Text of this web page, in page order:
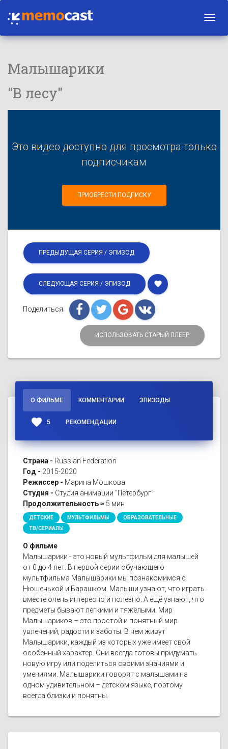
Малышарики
"В лесу"
Это видео доступно для просмотра только
подписчикам
ПРИОБРЕСТИ ПОДПИСКУ
ПРЕДЫДУЩАЯ СЕРИЯ / ЭПИЗОД
СЛЕДУЮЩАЯ СЕРИЯ / ЭПИЗОД favorite
Поделиться
ИСПОЛЬЗОВАТЬ СТАРЫЙ ПЛЕЕР
О ФИЛЬМЕ КОММЕНТАРИИ ЭПИЗОДЫ
favorite 5 РЕКОМЕНДАЦИИ
Страна - Russian Federation
Год - 2015-2020
Режиссер - Марина Мошкова
Студия - Студия анимации "Петербург"
Продолжительность ≈ 5 мин
ДЕТСКИЕ МУЛЬТФИЛЬМЫ
ОБРАЗОВАТЕЛЬНЫЕ
ТВ/СЕРИАЛЫ
О фильме
Малышарики - это новый мультфильм для малышей
от 0 до 4 лет. В первой серии обучающего
мультфильма Малышарики мы познакомимся с
Нюшенькой и Барашком. Малыши узнают, что играть
вместе очень интересно и полезно. А ещё узнают, что
предметы бывают легкими и тяжёлыми. Мир
Малышариков – это простой и понятный мир
увлечений, радости и заботы. В нем живут
Малышарики, каждый из которых уже имеет свой
особенный характер. Они всегда готовы придумать
новую игру или поделиться своими знаниями и
умениями. Малышарики говорят с малышами на
одном удивительном – детском языке, поэтому
всегда близки и понятны.